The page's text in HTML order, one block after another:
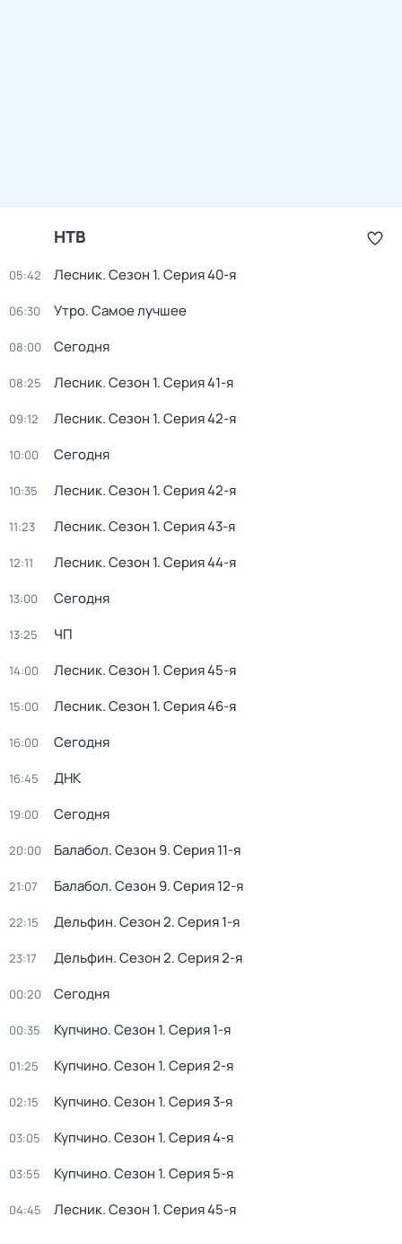
НТВ
05:42 Лесник. Сезон 1. Серия 40-я
06:30 Утро. Самое лучшее
08:00 Сегодня
08:25 Лесник. Сезон 1. Серия 41-я
09:12 Лесник. Сезон 1. Серия 42-я
10:00 Сегодня
10:35 Лесник. Сезон 1. Серия 42-я
11:23 Лесник. Сезон 1. Серия 43-я
12:11 Лесник. Сезон 1. Серия 44-я
13:00 Сегодня
13:25 ЧП
14:00 Лесник. Сезон 1. Серия 45-я
15:00 Лесник. Сезон 1. Серия 46-я
16:00 Сегодня
16:45 ДНК
19:00 Сегодня
20:00 Балабол. Сезон 9. Серия 11-я
21:07 Балабол. Сезон 9. Серия 12-я
22:15 Дельфин. Сезон 2. Серия 1-я
23:17 Дельфин. Сезон 2. Серия 2-я
00:20 Сегодня
00:35 Купчино. Сезон 1. Серия 1-я
01:25 Купчино. Сезон 1. Серия 2-я
02:15 Купчино. Сезон 1. Серия 3-я
03:05 Купчино. Сезон 1. Серия 4-я
03:55 Купчино. Сезон 1. Серия 5-я
04:45 Лесник. Сезон 1. Серия 45-я